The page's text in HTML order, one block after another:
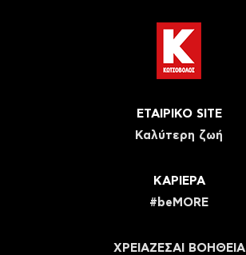
ΕΤΑΙΡΙΚΟ SITE
Καλύτερη ζωή
ΚΑΡΙΕΡΑ
#beMORE
ΧΡΕΙΑΖΕΣΑΙ ΒΟΗΘΕΙΑ